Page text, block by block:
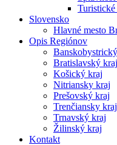
Slovensko
Hlavné mesto
Opis Regiónov
Bratislavský kraj
Košický kraj
Nitriansky kraj
Prešovský kraj
Trenčiansky kraj
Trnavský kraj
Žilinský kraj
Kontakt